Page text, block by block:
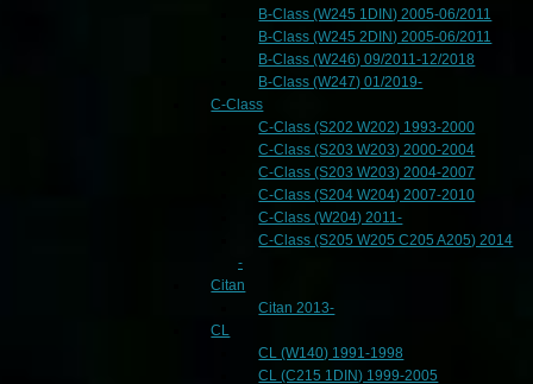
B-Class (W245 1DIN) 2005-06/2011
B-Class (W245 2DIN) 2005-06/2011
B-Class (W246) 09/2011-12/2018
B-Class (W247) 01/2019-
C-Class
C-Class (S202 W202) 1993-2000
C-Class (S203 W203) 2000-2004
C-Class (S203 W203) 2004-2007
C-Class (S204 W204) 2007-2010
C-Class (W204) 2011-
C-Class (S205 W205 C205 A205) 2014
-
Citan
Citan 2013-
CL
CL (W140) 1991-1998
CL (C215 1DIN) 1999-2005